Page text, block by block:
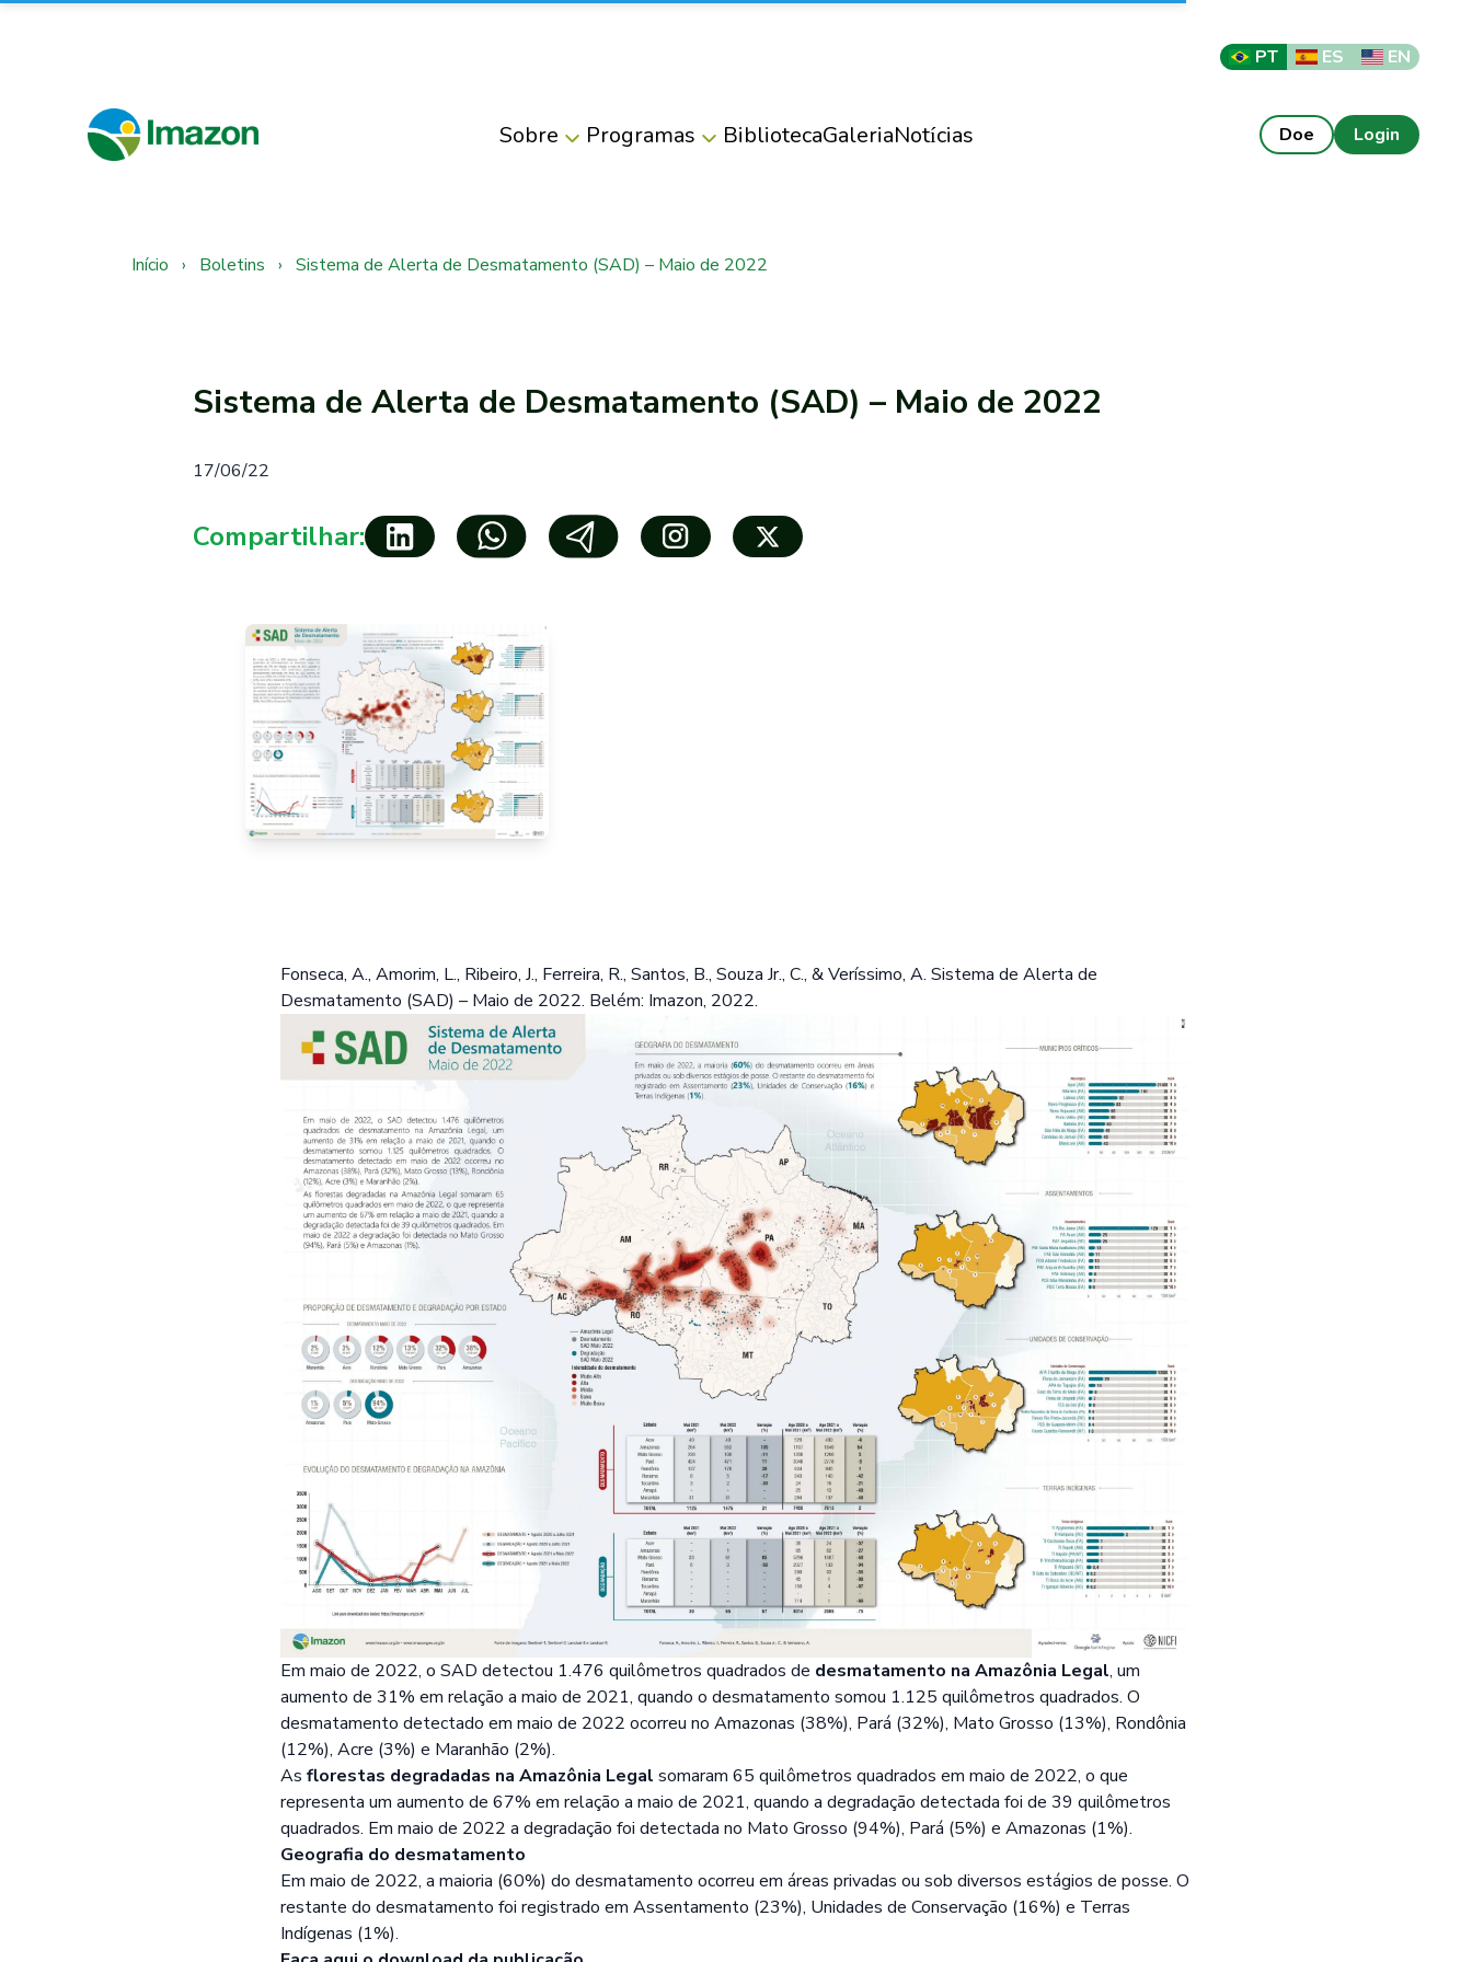
PT ES EN
Sobre Programas BibliotecaGaleriaNotícias Doe Login
Início › Boletins › Sistema de Alerta de Desmatamento (SAD) – Maio de 2022
Sistema de Alerta de Desmatamento (SAD) – Maio de 2022
17/06/22
Compartilhar:
Fonseca, A., Amorim, L., Ribeiro, J., Ferreira, R., Santos, B., Souza Jr., C., & Veríssimo, A. Sistema de Alerta de
Desmatamento (SAD) – Maio de 2022. Belém: Imazon, 2022.
Em maio de 2022, o SAD detectou 1.476 quilômetros quadrados de desmatamento na Amazônia Legal, um
aumento de 31% em relação a maio de 2021, quando o desmatamento somou 1.125 quilômetros quadrados. O
desmatamento detectado em maio de 2022 ocorreu no Amazonas (38%), Pará (32%), Mato Grosso (13%), Rondônia
(12%), Acre (3%) e Maranhão (2%).
As florestas degradadas na Amazônia Legal somaram 65 quilômetros quadrados em maio de 2022, o que
representa um aumento de 67% em relação a maio de 2021, quando a degradação detectada foi de 39 quilômetros
quadrados. Em maio de 2022 a degradação foi detectada no Mato Grosso (94%), Pará (5%) e Amazonas (1%).
Geografia do desmatamento
Em maio de 2022, a maioria (60%) do desmatamento ocorreu em áreas privadas ou sob diversos estágios de posse. O
restante do desmatamento foi registrado em Assentamento (23%), Unidades de Conservação (16%) e Terras
Indígenas (1%).